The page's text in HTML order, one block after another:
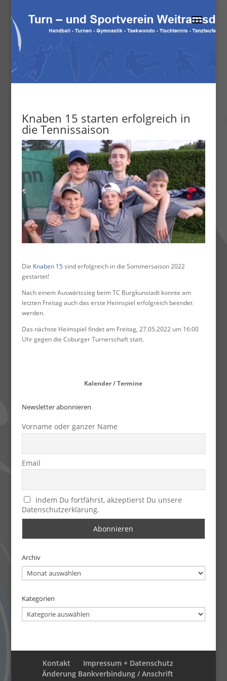
Knaben 15 starten erfolgreich in
die Tennissaison
Die Knaben 15 sind erfolgreich in die Sommersaison 2022
gestartet!
Nach einem Auswärtssieg beim TC Burgkunstadt konnte am
letzten Freitag auch das erste Heimspiel erfolgreich beendet
werden.
Das nächste Heimspiel findet am Freitag, 27.05.2022 um 16:00
Uhr gegen die Coburger Turnerschaft statt.
Kalender / Termine
Newsletter abonnieren
Vorname oder ganzer Name
Email
Indem Du fortfährst, akzeptierst Du unsere
Datenschutzerklärung.
Archiv
Archiv
Kategorien
Kategorien
Kontakt
Impressum + Datenschutz
Änderung Bankverbindung / Anschrift